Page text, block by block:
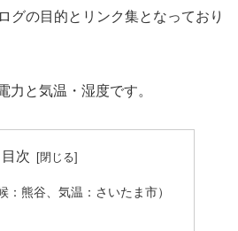
グの目的とリンク集となっており
力と気温・湿度です。
目次
：熊谷、気温：さいたま市）